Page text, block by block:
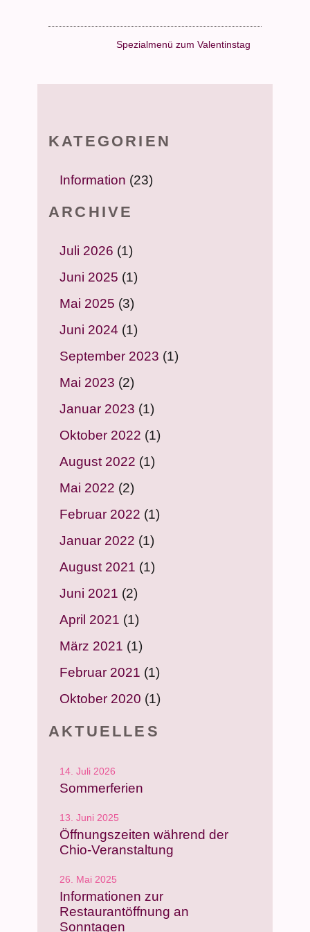
Spezialmenü zum Valentinstag
KATEGORIEN
Information (23)
ARCHIVE
Juli 2026 (1)
Juni 2025 (1)
Mai 2025 (3)
Juni 2024 (1)
September 2023 (1)
Mai 2023 (2)
Januar 2023 (1)
Oktober 2022 (1)
August 2022 (1)
Mai 2022 (2)
Februar 2022 (1)
Januar 2022 (1)
August 2021 (1)
Juni 2021 (2)
April 2021 (1)
März 2021 (1)
Februar 2021 (1)
Oktober 2020 (1)
AKTUELLES
14. Juli 2026
Sommerferien
13. Juni 2025
Öffnungszeiten während der
Chio-Veranstaltung
26. Mai 2025
Informationen zur
Restaurantöffnung an
Sonntagen